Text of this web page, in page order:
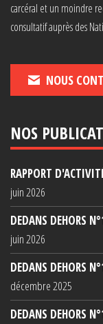
carcéral et un moindre
consultatif auprès des
NOUS
NOS
RAPPORT
juin 2026
DEDANS DEHORS
juin 2026
DEDANS DEHORS
décembre 2025
DEDANS DEHORS